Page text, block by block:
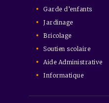
Garde d’enfants
Jardinage
Bricolage
Soutien scolaire
Aide Administrative
Informatique